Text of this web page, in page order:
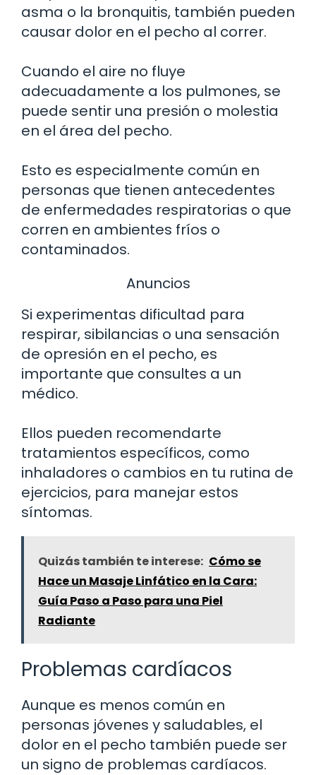
asma o la bronquitis, también pueden
causar dolor en el pecho al correr.
Cuando el aire no fluye
adecuadamente a los pulmones, se
puede sentir una presión o molestia
en el área del pecho.
Esto es especialmente común en
personas que tienen antecedentes
de enfermedades respiratorias o que
corren en ambientes fríos o
contaminados.
Anuncios
Si experimentas dificultad para
respirar, sibilancias o una sensación
de opresión en el pecho, es
importante que consultes a un
médico.
Ellos pueden recomendarte
tratamientos específicos, como
inhaladores o cambios en tu rutina de
ejercicios, para manejar estos
síntomas.
Quizás también te interese: Cómo se
Hace un Masaje Linfático en la Cara:
Guía Paso a Paso para una Piel
Radiante
Problemas cardíacos
Aunque es menos común en
personas jóvenes y saludables, el
dolor en el pecho también puede ser
un signo de problemas cardíacos.